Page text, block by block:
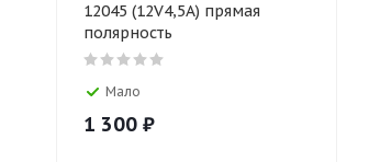
12045 (12V4,5A) прямая
полярность
Мало
1 300 ₽